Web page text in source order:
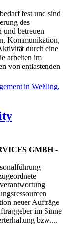
fest und sind
des
und betreuen
Kommunikation,
durch eine
arbeiten im
von entlastenden
GMBH-
neuer Aufträge
im Sinne
bzw....